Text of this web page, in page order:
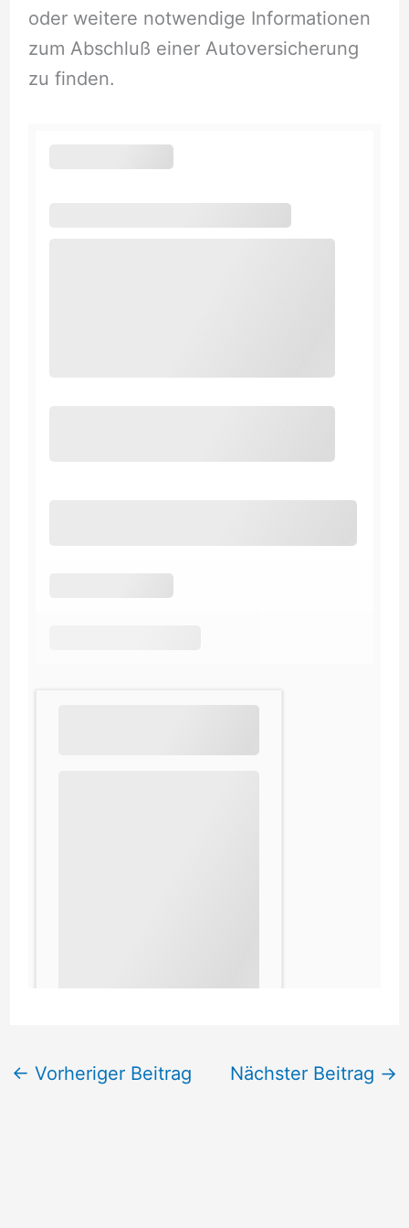
oder weitere notwendige Informationen
zum Abschluß einer Autoversicherung
zu finden.
← Vorheriger Beitrag Nächster Beitrag →